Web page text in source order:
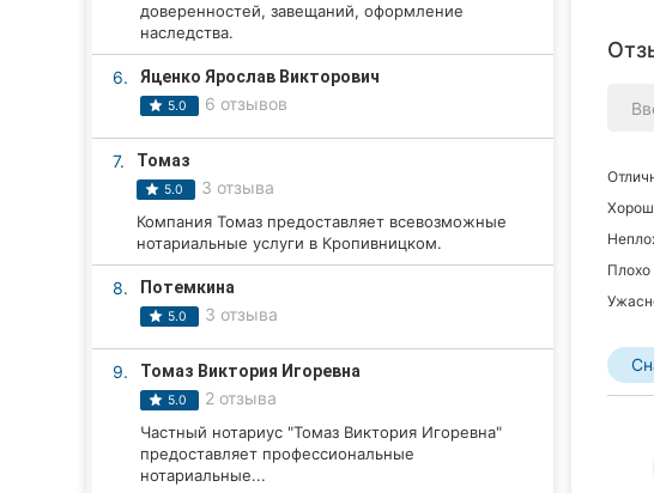
Хмельницкийдоверенностей, завещаний, оформление
наследства.
6. Яценко Ярослав Викторович
5.0 6 отзывов
7. Томаз
5.0 3 отзыва
Компания Томаз предоставляет всевозможные
нотариальные услуги в Кропивницком.
8. Потемкина
5.0 3 отзыва
9. Томаз Виктория Игоревна
5.0 2 отзыва
Частный нотариус "Томаз Виктория Игоревна"
предоставляет профессиональные
нотариальные...
Плохо